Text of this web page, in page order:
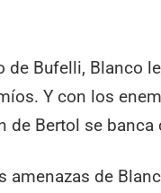
de Bufelli, Blanco
Y con los
Bertol se banca
amenazas de